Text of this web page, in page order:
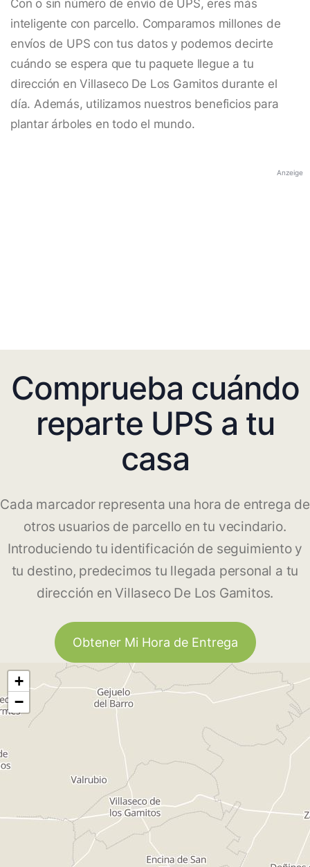
Con o sin número de envío de UPS, eres más
inteligente con parcello. Comparamos millones de
envíos de UPS con tus datos y podemos decirte
cuándo se espera que tu paquete llegue a tu
dirección en Villaseco De Los Gamitos durante el
día. Además, utilizamos nuestros beneficios para
plantar árboles en todo el mundo.
Anzeige
Comprueba cuándo
reparte UPS a tu
casa
Cada marcador representa una hora de entrega de
otros usuarios de parcello en tu vecindario.
Introduciendo tu identificación de seguimiento y
tu destino, predecimos tu llegada personal a tu
dirección en Villaseco De Los Gamitos.
Obtener Mi Hora de Entrega
+
−